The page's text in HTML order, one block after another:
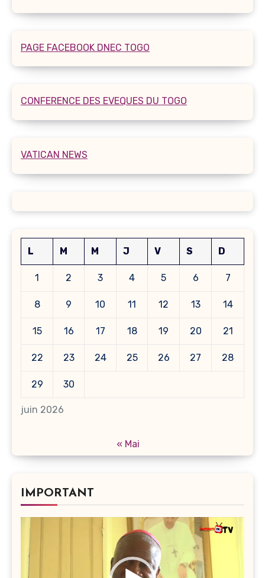
PAGE FACEBOOK DNEC TOGO
CONFERENCE DES EVEQUES DU TOGO
VATICAN NEWS
juin 2026
L M M J V S D
1 2 3 4 5 6 7
8 9 10 11 12 13 14
15 16 17 18 19 20 21
22 23 24 25 26 27 28
29 30
« Mai
IMPORTANT